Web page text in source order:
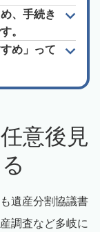
、手続き
。
め」って
意後見
遺産分割協議書
調査など多岐に